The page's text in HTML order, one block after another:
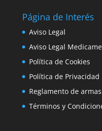
Página de Interés
Aviso Legal
Aviso Legal
Política de Cookies
Política de Privacidad
Reglamento de armas
Términos y